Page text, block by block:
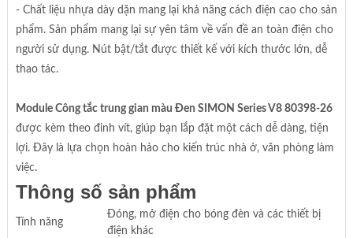
- Chất liệu nhựa dày dặn mang lại khả năng cách điện cao cho sản
phẩm. Sản phẩm mang lại sự yên tâm về vấn đề an toàn điện cho
người sử dụng. Nút bật/tắt được thiết kế với kích thước lớn, dễ
thao tác.
Module Công tắc trung gian màu Đen SIMON Series V8 80398-26
được kèm theo đinh vít, giúp bạn lắp đặt một cách dễ dàng, tiện
lợi. Đây là lựa chọn hoàn hảo cho kiến trúc nhà ở, văn phòng làm
việc.
Thông số sản phẩm
Tính năng
Đóng, mở điện cho bóng đèn và các thiết bị
điện khác